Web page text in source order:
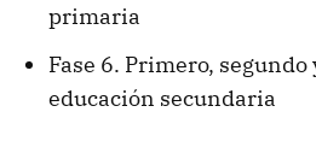
primaria
Fase 6. Primero,
educación secundaria